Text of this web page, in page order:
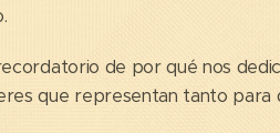
de por qué nos
que representan tanto para